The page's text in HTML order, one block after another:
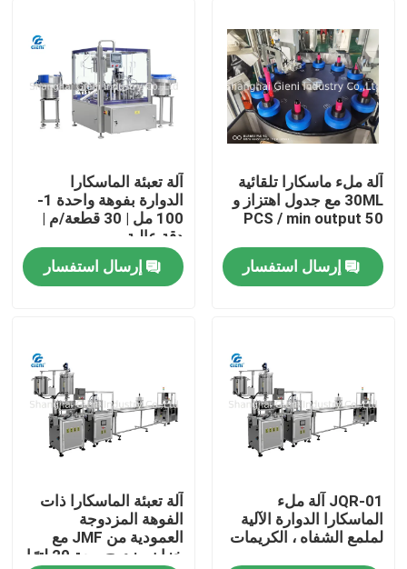
المنزل
المنتجات
حولنا
جولة في المصنع
اتصل بنا
القضايا
آلة ملء ماسكارا تلقائية
30ML مع جدول اهتزاز و
50 PCS / min output
إرسال استفسار
آلة تعبئة الماسكارا
الدوارة بفوهة واحدة 1-
100 مل | 30 قطعة/م |
دقة عالية
إرسال استفسار
JQR-01 آلة ملء
الماسكارا الدوارة الآلية
لملمع الشفاه ، الكريمات
آلة تعبئة الماسكارا ذات
الفوهة المزدوجة
العمودية من JMF مع
خزان مزدوج سعة 20 لترًا